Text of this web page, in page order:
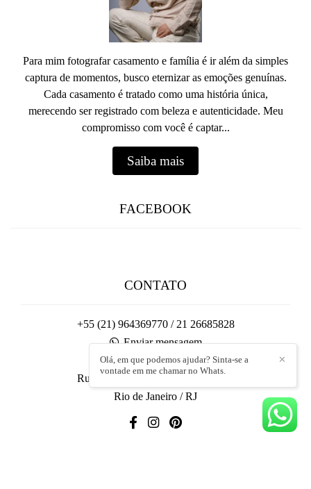
Para mim fotografar casamento e família é ir além da simples
captura de momentos, busco eternizar as emoções genuínas.
Cada casamento é tratado como uma história única,
merecendo ser registrado com beleza e autenticidade. Meu
compromisso com você é captar...
Saiba mais
FACEBOOK
CONTATO
+55 (21) 964369770 / 21 26685828
Enviar mensagem
contato@flaviosalgado.com.br
Rua Conde de Bonfim, 148 - Tijuca
Rio de Janeiro / RJ
✕
Olá, em que podemos ajudar? Sinta-se a
vontade em me chamar no Whats.